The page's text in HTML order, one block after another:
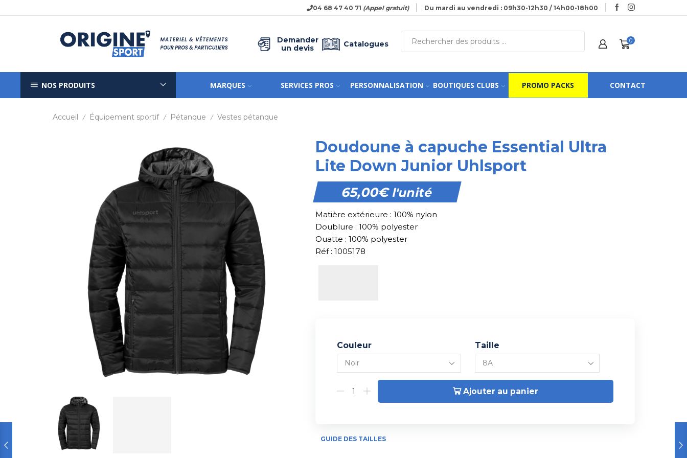
04 68 47 40 71 (Appel gratuit) Du mardi au vendredi : 09h30-12h30 / 14h00-18h00
Demander
un devis
Catalogues 0
NOS PRODUITS MARQUES SERVICES PROS PERSONNALISATION BOUTIQUES CLUBS PROMO PACKS CONTACT
Accueil / Équipement sportif / Pétanque / Vestes pétanque
Doudoune à capuche Essential Ultra
Lite Down Junior Uhlsport
65,00€l'unité
Matière extérieure : 100% nylon
Doublure : 100% polyester
Ouatte : 100% polyester
Réf : 1005178
Couleur Taille
Ajouter au panier
GUIDE DES TAILLES